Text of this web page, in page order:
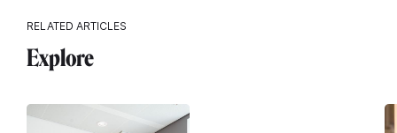
RELATED ARTICLES
Explore